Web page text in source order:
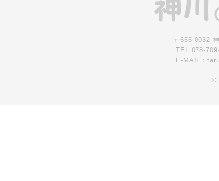
〒655-0032
TEL.078-
E-MAIL：
©